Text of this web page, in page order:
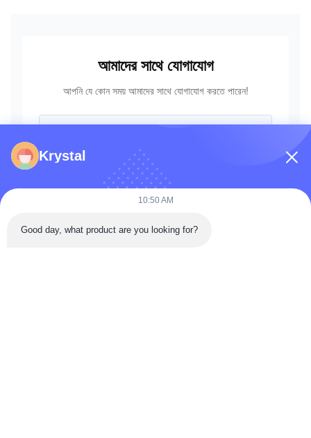
আমাদের সাথে যোগাযোগ
আপনি যে কোন সময় আমাদের সাথে যোগাযোগ করতে পারেন!
Krystal
10:50 AM
Good day, what product are you looking for?